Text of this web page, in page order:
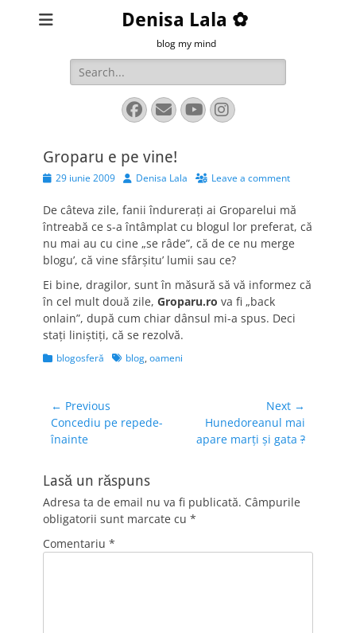
Denisa Lala ✿
blog my mind
Search
for:
Facebook
EmailYouTube
Instagram
Groparu e pe vine!
Posted29 iunie 2009 AuthorDenisa Lala Leave a comment
De câteva zile, fanii îndureraţi ai Groparelui mă
întreabă ce s-a întâmplat cu blogul lor preferat, că
nu mai au cu cine „se râde”, că de ce nu merge
blogu’, că vine sfârşitu’ lumii sau ce?
Ei bine, dragilor, sunt în măsură să vă informez că
în cel mult două zile, Groparu.ro va fi „back
onlain”, după cum chiar dânsul mi-a spus. Deci
staţi liniştiţi, că se rezolvă.
Categories
blogosferă Tagsblog, oameni
Navigare
în
articole
← Previous
Previous
post:
Concediu pe repede-
înainte
Next →
post:
Hunedoreanul mai
apare marţi şi gata ?
Lasă un răspuns
Adresa ta de email nu va fi publicată. Câmpurile
obligatorii sunt marcate cu *
Comentariu *